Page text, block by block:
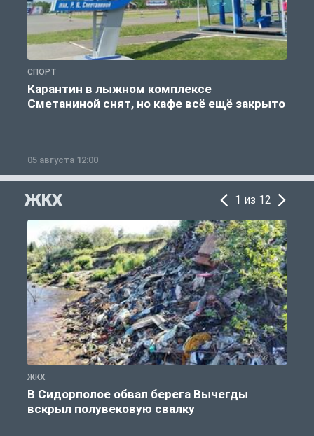
СПОРТ
Карантин в лыжном комплексе
Сметаниной снят, но кафе всё ещё закрыто
05 августа 12:00
ЖКХ 1 из 12
ЖКХ
В Сидорполое обвал берега Вычегды
вскрыл полувековую свалку